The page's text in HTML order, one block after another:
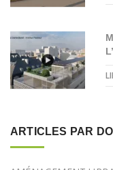
ARTICLES PAR